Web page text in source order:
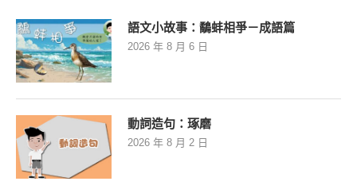
語文小故事：鷸蚌相爭－成語篇
2026 年 8 月 6 日
動詞造句：琢磨
2026 年 8 月 2 日